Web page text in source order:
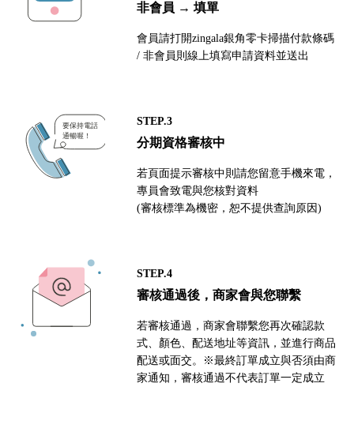
非會員 → 填單
會員請打開zingala銀角零卡掃描付款條碼
/ 非會員則線上填寫申請資料並送出
STEP.3
分期資格審核中
若頁面提示審核中則請您留意手機來電，
專員會致電與您核對資料
(審核標準為機密，恕不提供查詢原因)
STEP.4
審核通過後，商家會與您聯繫
若審核通過，商家會聯繫您再次確認款
式、顏色、配送地址等資訊，並進行商品
配送或面交。※最終訂單成立與否須由商
家通知，審核通過不代表訂單一定成立